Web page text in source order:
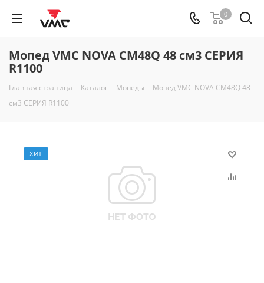
0
Мопед VMC NOVA CM48Q 48 см3 СЕРИЯ
R1100
Главная страница - Каталог - Мопеды - Мопед VMC NOVA CM48Q 48
см3 СЕРИЯ R1100
ХИТ